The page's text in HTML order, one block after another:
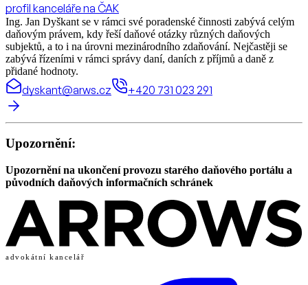
profil kanceláře na ČAK
Ing. Jan Dyškant se v rámci své poradenské činnosti zabývá celým
daňovým právem, kdy řeší daňové otázky různých daňových
subjektů, a to i na úrovni mezinárodního zdaňování. Nejčastěji se
zabývá řízeními v rámci správy daní, daních z příjmů a daně z
přidané hodnoty.
dyskant@arws.cz +420 731 023 291
Upozornění:
Upozornění na ukončení provozu starého daňového portálu a
původních daňových informačních schránek
advokátní kancelář